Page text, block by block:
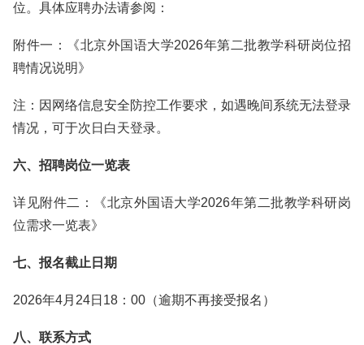
位。具体应聘办法请参阅：
附件一：《北京外国语大学2026年第二批教学科研岗位招
聘情况说明》
注：因网络信息安全防控工作要求，如遇晚间系统无法登录
情况，可于次日白天登录。
六、招聘岗位一览表
详见附件二：《北京外国语大学2026年第二批教学科研岗
位需求一览表》
七、报名截止日期
2026年4月24日18：00（逾期不再接受报名）
八、联系方式